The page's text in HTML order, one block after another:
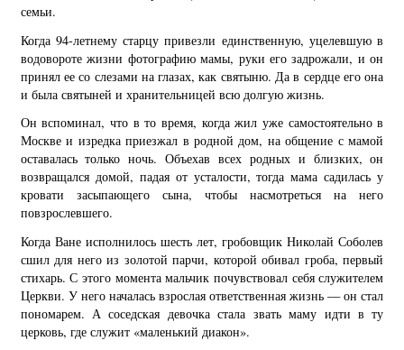
семьи.
Когда 94-летнему старцу привезли единственную, уцелевшую в
водовороте жизни фотографию мамы, руки его задрожали, и он
принял ее со слезами на глазах, как святыню. Да в сердце его она
и была святыней и хранительницей всю долгую жизнь.
Он вспоминал, что в то время, когда жил уже самостоятельно в
Москве и изредка приезжал в родной дом, на общение с мамой
оставалась только ночь. Объехав всех родных и близких, он
возвращался домой, падая от усталости, тогда мама садилась у
кровати засыпающего сына, чтобы насмотреться на него
повзрослевшего.
Когда Ване исполнилось шесть лет, гробовщик Николай Соболев
сшил для него из золотой парчи, которой обивал гроба, первый
стихарь. С этого момента мальчик почувствовал себя служителем
Церкви. У него началась взрослая ответственная жизнь — он стал
пономарем. А соседская девочка стала звать маму идти в ту
церковь, где служит «маленький диакон».